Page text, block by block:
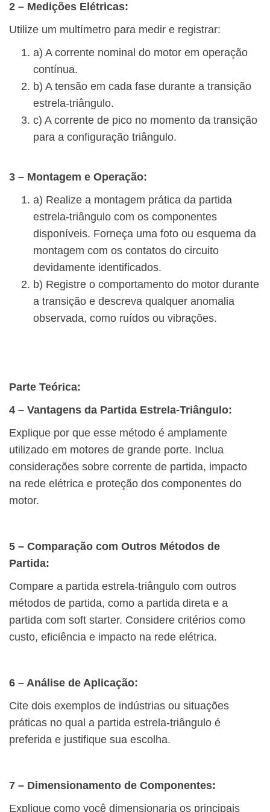
2 – Medições Elétricas:
Utilize um multímetro para medir e registrar:
a) A corrente nominal do motor em operação
contínua.
b) A tensão em cada fase durante a transição
estrela-triângulo.
c) A corrente de pico no momento da transição
para a configuração triângulo.
3 – Montagem e Operação:
a) Realize a montagem prática da partida
estrela-triângulo com os componentes
disponíveis. Forneça uma foto ou esquema da
montagem com os contatos do circuito
devidamente identificados.
b) Registre o comportamento do motor durante
a transição e descreva qualquer anomalia
observada, como ruídos ou vibrações.
Parte Teórica:
4 – Vantagens da Partida Estrela-Triângulo:
Explique por que esse método é amplamente
utilizado em motores de grande porte. Inclua
considerações sobre corrente de partida, impacto
na rede elétrica e proteção dos componentes do
motor.
5 – Comparação com Outros Métodos de
Partida:
Compare a partida estrela-triângulo com outros
métodos de partida, como a partida direta e a
partida com soft starter. Considere critérios como
custo, eficiência e impacto na rede elétrica.
6 – Análise de Aplicação:
Cite dois exemplos de indústrias ou situações
práticas no qual a partida estrela-triângulo é
preferida e justifique sua escolha.
7 – Dimensionamento de Componentes:
Explique como você dimensionaria os principais